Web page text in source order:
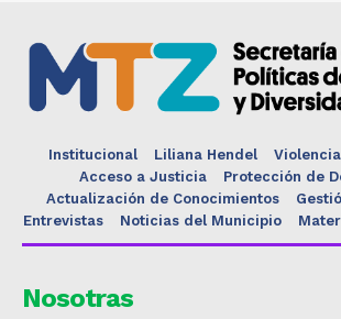
Institucional Liliana Hendel
Acceso a Justicia
Protección de
Actualización de Conocimientos
Entrevistas
Noticias del Municipio
Nosotras